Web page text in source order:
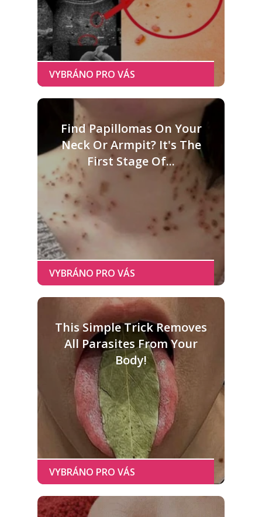
Find Papillomas On Your
Neck Or Armpit? It's The
First Stage Of...
This Simple Trick Removes
All Parasites From Your
Body!